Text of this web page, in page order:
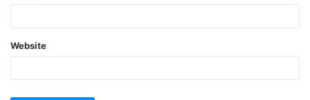
Website